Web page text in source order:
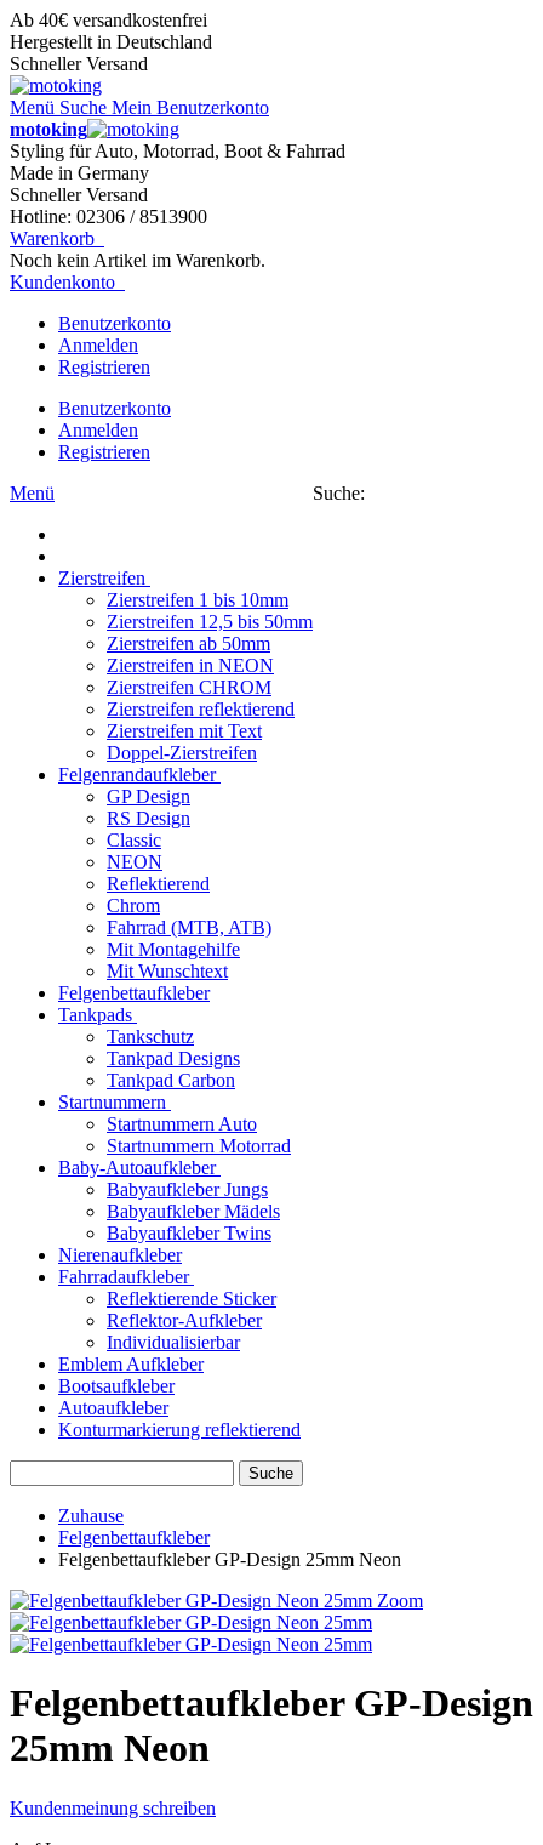
Ab 40€ versandkostenfrei
Hergestellt in Deutschland
Schneller Versand
Menü Suche Mein Benutzerkonto
motoking
Styling für Auto, Motorrad, Boot & Fahrrad
Made in Germany
Schneller Versand
Hotline: 02306 / 8513900
Warenkorb
Noch kein Artikel im Warenkorb.
Kundenkonto
Benutzerkonto
Anmelden
Registrieren
Benutzerkonto
Anmelden
Registrieren
Menü
Zierstreifen
Zierstreifen 1 bis 10mm
Zierstreifen 12,5 bis 50mm
Zierstreifen ab 50mm
Zierstreifen in NEON
Zierstreifen CHROM
Zierstreifen reflektierend
Zierstreifen mit Text
Doppel-Zierstreifen
Felgenrandaufkleber
GP Design
RS Design
Classic
NEON
Reflektierend
Chrom
Fahrrad (MTB, ATB)
Mit Montagehilfe
Mit Wunschtext
Felgenbettaufkleber
Tankpads
Tankschutz
Tankpad Designs
Tankpad Carbon
Startnummern
Startnummern Auto
Startnummern Motorrad
Baby-Autoaufkleber
Babyaufkleber Jungs
Babyaufkleber Mädels
Babyaufkleber Twins
Nierenaufkleber
Fahrradaufkleber
Reflektierende Sticker
Reflektor-Aufkleber
Individualisierbar
Emblem Aufkleber
Bootsaufkleber
Autoaufkleber
Konturmarkierung reflektierend
Suche:
Suche
Zuhause
Felgenbettaufkleber
Felgenbettaufkleber GP-Design 25mm Neon
Zoom
Felgenbettaufkleber GP-Design
25mm Neon
Kundenmeinung schreiben